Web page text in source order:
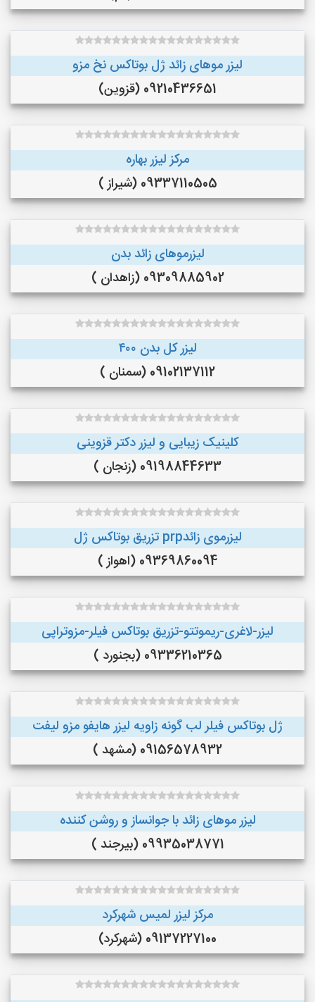
لیزر موهای زائد ژل بوتاکس نخ مزو
09210436651 (قزوین)
مرکز لیزر بهاره
09337110505 (شیراز )
لیزرموهای زائد بدن
09309885902 (زاهدان )
لیزر کل بدن ۴۰۰
09102137112 (سمنان )
کلینیک زیبایی و لیزر دکتر قزوینی
09198844633 (زنجان )
لیزرموی زائدprp تزریق بوتاکس ژل
09369860094 (اهواز )
لیزر-لاغری-ریموتتو-تزریق بوتاکس فیلر-مزوتراپی
09336210365 (بجنورد )
ژل بوتاکس فیلر لب گونه زاویه لیزر هایفو مزو لیفت
09156578932 (مشهد )
لیزر موهای زائد با جوانساز و روشن کننده
09935038771 (بیرجند )
مرکز لیزر لمیس شهرکرد
09137227100 (شهرکرد)